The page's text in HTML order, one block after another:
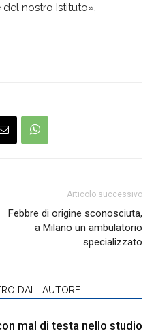
del nostro Istituto».
Articolo successivo
Febbre di origine sconosciuta,
a Milano un ambulatorio
specializzato
DALL'AUTORE
mal di testa nello studio